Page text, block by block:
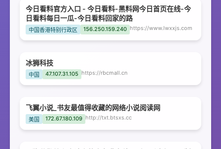
今日看料官方入口 - 今日看料-黑料网今日首页在线-今
日看料每日一瓜-今日看料回家的路
中国香港特别行政区 156.250.159.240 https://www.lwxxjs.com
冰狮科技
中国 47.107.31.105 https://rbcmall.cn
飞翼小说_书友最值得收藏的网络小说阅读网
美国 172.67.180.109 http://txt.btsxs.cc